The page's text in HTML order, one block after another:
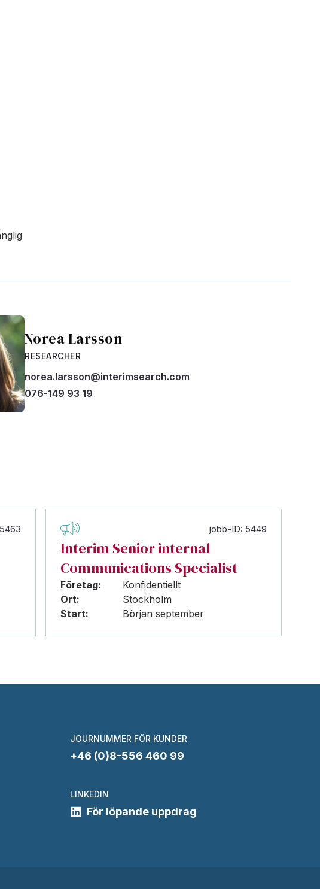
Norea Larsson
RESEARCHER
norea.larsson@interimsearch.com
076-149 93 19
jobb-ID: 5449
Interim Senior internal
Communications Specialist
Företag:
Konfidentiellt
Ort:
Stockholm
Start:
Början september
JOURNUMMER FÖR KUNDER
+46 (0)8-556 460 99
LINKEDIN
För löpande uppdrag